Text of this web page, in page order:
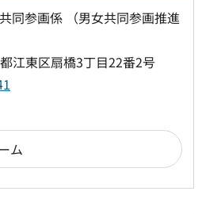
同参画係 （男女共同参画推進
江東区扇橋3丁目22番2号